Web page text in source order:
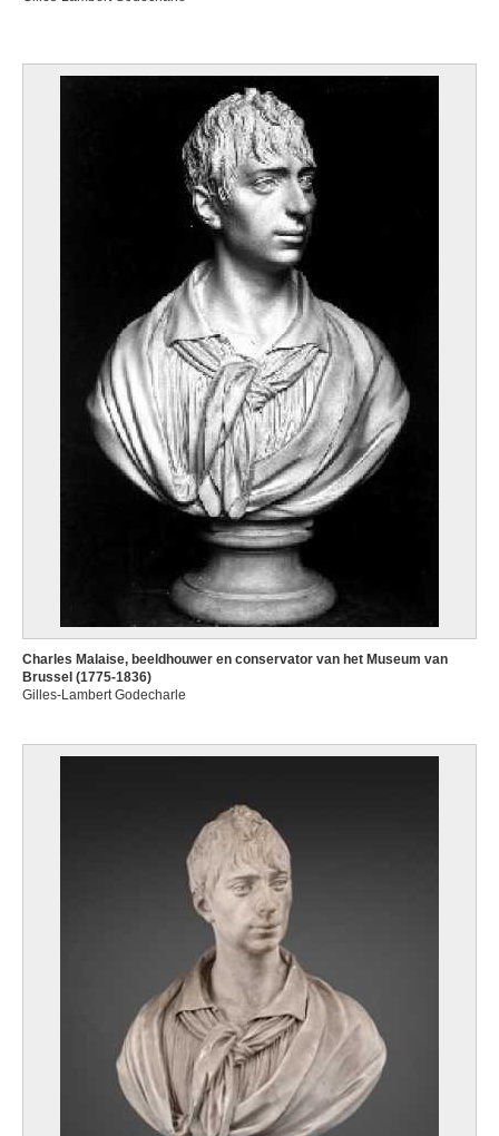
Charles Malaise, beeldhouwer en conservator van het Museum van
Brussel (1775-1836)
Gilles-Lambert Godecharle